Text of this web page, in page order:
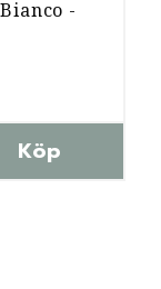
-
Köp